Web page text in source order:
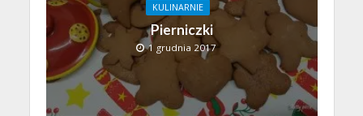
KULINARNIE
Pierniczki
1 grudnia 2017